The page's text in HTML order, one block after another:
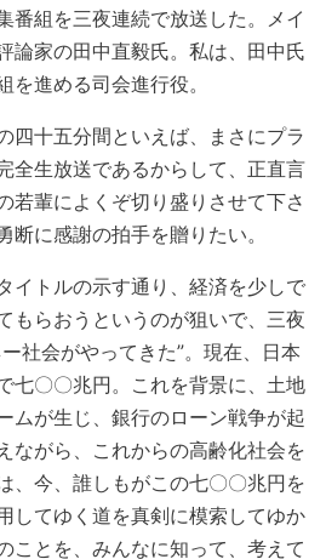
番組を三夜連続で放送した。メイ
論家の田中直毅氏。私は、田中氏
を進める司会進行役。
四十五分間といえば、まさにプラ
全生放送であるからして、正直言
若輩によくぞ切り盛りさせて下さ
断に感謝の拍手を贈りたい。
イトルの示す通り、経済を少しで
もらおうというのが狙いで、三夜
社会がやってきた”。現在、日本
七〇〇兆円。これを背景に、土地
ムが生じ、銀行のローン戦争が起
ながら、これからの高齢化社会を
、今、誰しもがこの七〇〇兆円を
してゆく道を真剣に模索してゆか
ことを、みんなに知って、考えて